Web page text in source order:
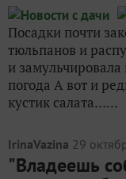
Посадки почти
тюльпанов и
и
погода А вот и
кустик салата…...
IrinaVazina 29
"Владеешь